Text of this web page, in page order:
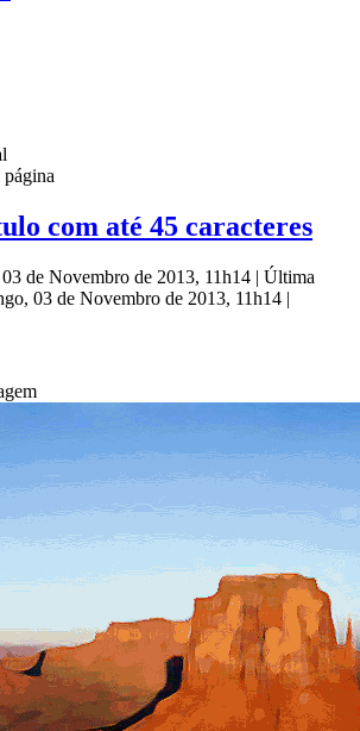
com até 45 caracteres
de Novembro de 2013, 11h14 | Última
03 de Novembro de 2013, 11h14 |